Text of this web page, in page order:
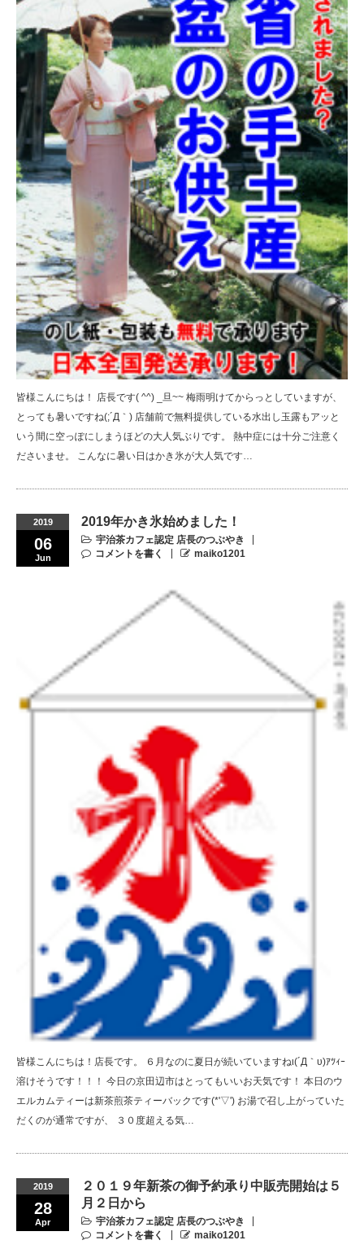
皆様こんにちは！ 店長です( ^^) _旦~~ 梅雨明けてからっとしていますが、
とっても暑いですね(;´Д｀) 店舗前で無料提供している水出し玉露もアッと
いう間に空っぽにしまうほどの大人気ぶりです。 熱中症には十分ご注意く
ださいませ。 こんなに暑い日はかき氷が大人気です…
2019
06
Jun
2019年かき氷始めました！
宇治茶カフェ認定 店長のつぶやき
コメントを書く
maiko1201
皆様こんにちは！店長です。 ６月なのに夏日が続いていますねι(´Д｀υ)ｱﾂｨｰ
溶けそうです！！！ 今日の京田辺市はとってもいいお天気です！ 本日のウ
エルカムティーは新茶煎茶ティーバックです(*'▽') お湯で召し上がっていた
だくのが通常ですが、 ３０度超える気…
2019
28
Apr
２０１９年新茶の御予約承り中販売開始は５
月２日から
宇治茶カフェ認定 店長のつぶやき
コメントを書く
maiko1201